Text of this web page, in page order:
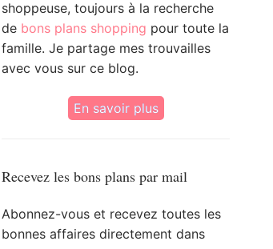
shoppeuse, toujours à la recherche
de bons plans shopping pour toute la
famille. Je partage mes trouvailles
avec vous sur ce blog.
En savoir plus
Recevez les bons plans par mail
Abonnez-vous et recevez toutes les
bonnes affaires directement dans